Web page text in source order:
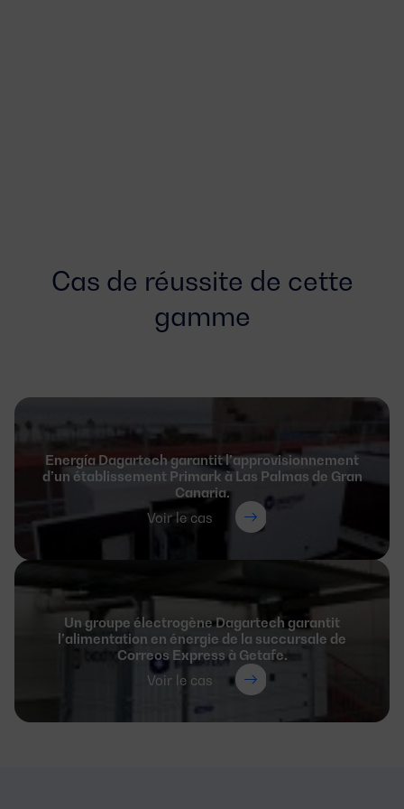
Cas de réussite de cette
gamme
Energía Dagartech garantit l’approvisionnement
d’un établissement Primark à Las Palmas de Gran
Canaria.
Voir le cas
Un groupe électrogène Dagartech garantit
l’alimentation en énergie de la succursale de
Correos Express à Getafe.
Voir le cas